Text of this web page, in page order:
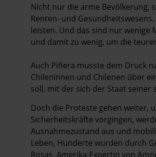
Nicht nur die arme Bevölkerung,
Renten- und
leisten. Und das sind nur wenige
und damit zu wenig, um die
Auch Piñera musste dem Druck
Chileninnen und Chilenen über
soll, mit der sich der Staat seiner
Doch die Proteste gehen weiter,
Sicherheitskräfte vorgingen,
Ausnahmezustand aus und
Leben, Hunderte wurden durch
Rosas, Amerika-Expertin von